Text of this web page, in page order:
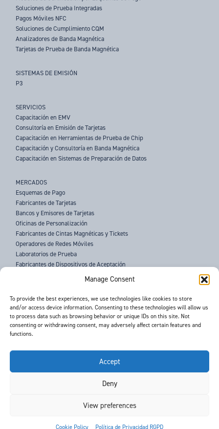
Manage Consent
To provide the best experiences, we use technologies like cookies to store
and/or access device information. Consenting to these technologies will allow us
to process data such as browsing behavior or unique IDs on this site. Not
consenting or withdrawing consent, may adversely affect certain features and
functions.
Accept
Deny
View preferences
Cookie Policy Política de Privacidad RGPD
Soluciones de Prueba Integradas
Pagos Móviles NFC
Soluciones de Cumplimiento CQM
Analizadores de Banda Magnética
Tarjetas de Prueba de Banda Magnética
SISTEMAS DE EMISIÓN
P3
SERVICIOS
Capacitación en EMV
Consultoría en Emisión de Tarjetas
Capacitación en Herramientas de Prueba de Chip
Capacitación y Consultoría en Banda Magnética
Capacitación en Sistemas de Preparación de Datos
MERCADOS
Esquemas de Pago
Fabricantes de Tarjetas
Bancos y Emisores de Tarjetas
Oficinas de Personalización
Fabricantes de Cintas Magnéticas y Tickets
Operadores de Redes Móviles
Laboratorios de Prueba
Fabricantes de Dispositivos de Aceptación
SOBRE NOSOTROS
SOPORTE
NOTICIAS
EVENTOS
TÉRMINOS Y CONDICIONES
